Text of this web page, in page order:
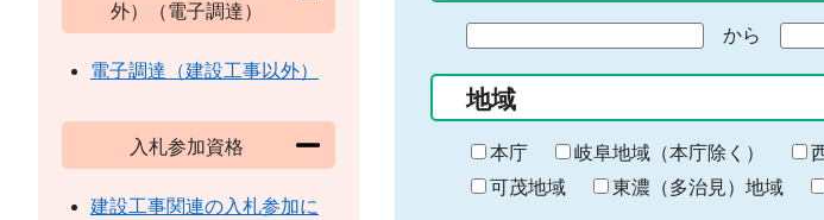
の
始
ま
り
から
終
わ
り
地域
本庁 岐阜地域（本庁除く）
可茂地域
東濃（多治見）地域
外）（電子調達）
電子調達（建設工事以外）
入札参加資格
建設工事関連の入札参加に